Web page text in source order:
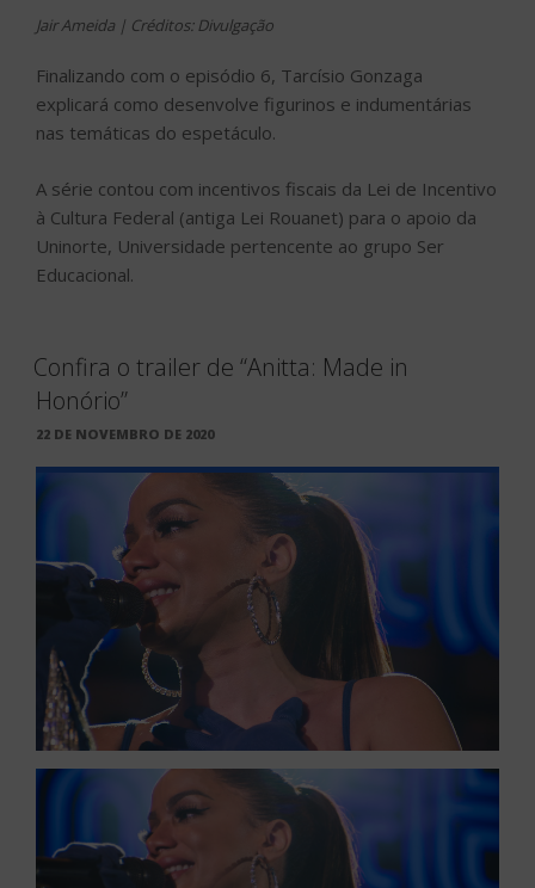
Uninorte, Universidade pertencente ao grupo Ser
Confira o trailer de “Anitta: Made in
PUBLICADO
EM
Créditos: Netflix
Cantora. Empresária. Popstar.
pode ser